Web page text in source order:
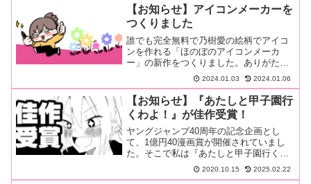
【お知らせ】アイコンメーカーを
つくりました
誰でも完全無料で乃樹愛の絵柄でアイコ
ンを作れる「ほのぼのアイコンメーカ
ー」の新作をつくりました。ありがたい
ことに前作をご利用くださった方々が想
像以上に…続きを読む
2024.01.03 2024.01.06
【お知らせ】『あたしと甲子園行
くわよ！』が佳作受賞！
ヤングジャンプ40周年の記念企画とし
て、1億円40漫画賞が開催されていまし
た。そこで私は『あたしと甲子園行くわ
よ！』を描き下ろし、人生で初めて野球
漫画…続きを読む
2020.10.15 2025.02.22